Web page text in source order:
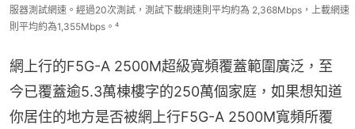
服器測試網速。經過20次測試，測試下載網速則平均約為 2,368Mbps，上載網速
則平均約為1,355Mbps。⁴
網上行的F5G-A 2500M超級寬頻覆蓋範圍廣泛，至
今已覆蓋逾5.3萬棟樓字的250萬個家庭，如果想知道
你居住的地方是否被網上行F5G-A 2500M寬頻所覆